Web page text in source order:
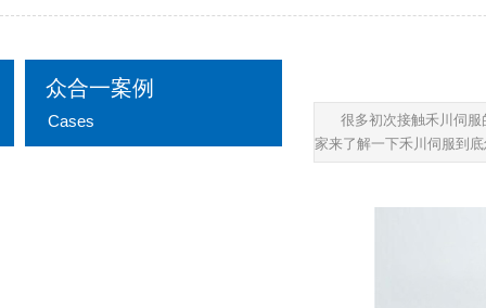
很多初次接触禾川伺
家来了解一下禾川伺服到
众合一案例
Cases